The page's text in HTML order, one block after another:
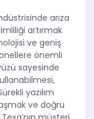
arıza
artırmak
ve geniş
önemli
sayesinde
yazılım
ve doğru